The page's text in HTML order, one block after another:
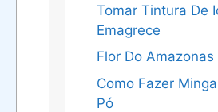
Tomar Tintura De
Emagrece
Flor Do
Como Fazer
Pó